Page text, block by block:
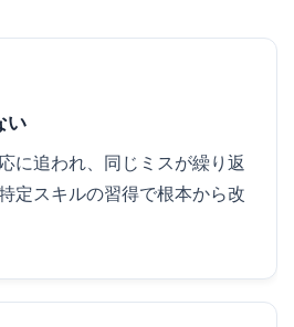
い
に追われ、同じミスが繰り返
定スキルの習得で根本から改